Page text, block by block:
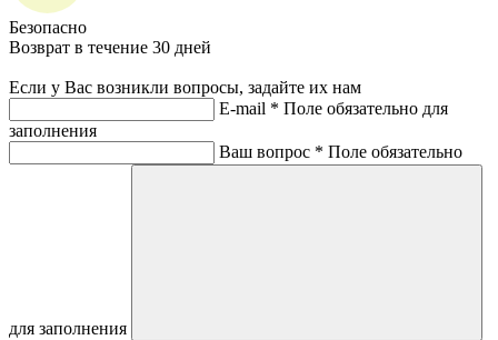
Безопасно
Возврат в течение 30 дней
Если у Вас возникли вопросы, задайте их нам
E-mail * Поле обязательно для
заполнения
Ваш вопрос * Поле обязательно
для заполнения